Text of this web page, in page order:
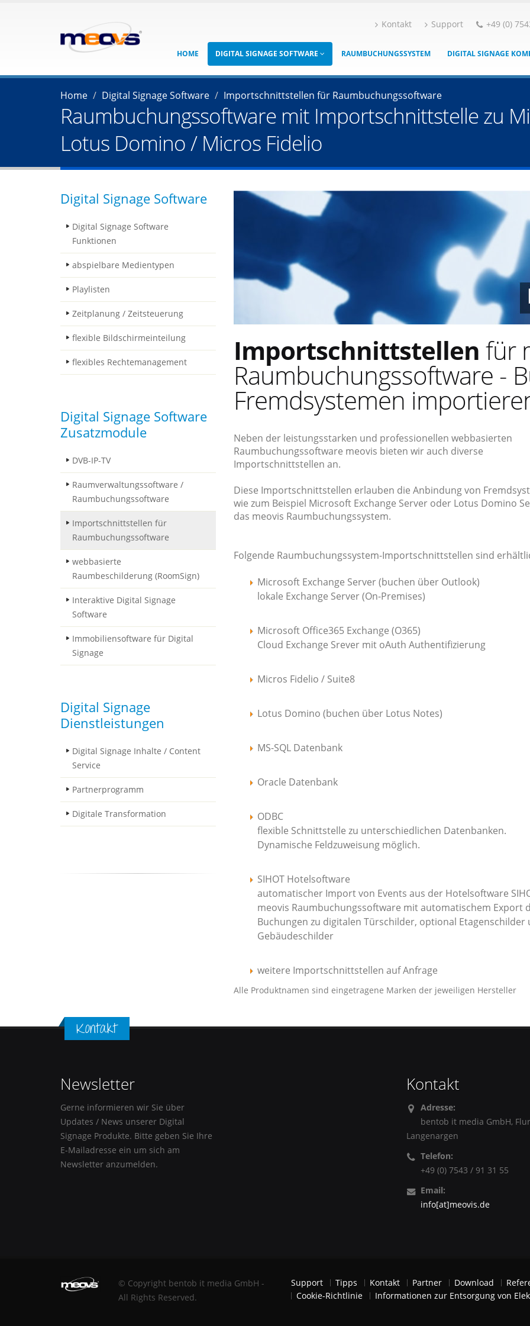
Kontakt Support +49 (0)
HOME DIGITAL SIGNAGE SOFTWARE RAUMBUCHUNGSSYSTEM DIGITAL SIGNAGE
Home Digital Signage Software Importschnittstellen für Raumbuchungssoftware
Raumbuchungssoftware mit Importschnittstelle zu
Lotus Domino / Micros Fidelio
Digital Signage Software
Digital Signage Software
Funktionen
abspielbare Medientypen
Playlisten
Zeitplanung / Zeitsteuerung
flexible Bildschirmeinteilung
flexibles Rechtemanagement
Digital Signage Software
Zusatzmodule
DVB-IP-TV
Raumverwaltungssoftware /
Raumbuchungssoftware
Importschnittstellen für
Raumbuchungssoftware
webbasierte
Raumbeschilderung (RoomSign)
Interaktive Digital Signage
Software
Immobiliensoftware für Digital
Signage
Digital Signage
Dienstleistungen
Digital Signage Inhalte / Content
Service
Partnerprogramm
Digitale Transformation
Importschnittstellen für
Raumbuchungssoftware -
Fremdsystemen
Neben der leistungsstarken und professionellen webbasierten
Raumbuchungssoftware meovis bieten wir auch diverse
Importschnittstellen an.
Diese Importschnittstellen erlauben die Anbindung von
wie zum Beispiel Microsoft Exchange Server oder Lotus Domino
das meovis Raumbuchungssystem.
Folgende Raumbuchungssystem-Importschnittstellen sind
Microsoft Exchange Server (buchen über Outlook)
lokale Exchange Server (On-Premises)
Microsoft Office365 Exchange (O365)
Cloud Exchange Srever mit oAuth Authentifizierung
Micros Fidelio / Suite8
Lotus Domino (buchen über Lotus Notes)
MS-SQL Datenbank
Oracle Datenbank
ODBC
flexible Schnittstelle zu unterschiedlichen Datenbanken.
Dynamische Feldzuweisung möglich.
SIHOT Hotelsoftware
automatischer Import von Events aus der Hotelsoftware
meovis Raumbuchungssoftware mit automatischem Export
Buchungen zu digitalen Türschilder, optional Etagenschilder
Gebäudeschilder
weitere Importschnittstellen auf Anfrage
Alle Produktnamen sind eingetragene Marken der jeweiligen Hersteller
Kontakt
Newsletter
Gerne informieren wir Sie über
Updates / News unserer Digital
Signage Produkte. Bitte geben Sie Ihre
E-Mailadresse ein um sich am
Newsletter anzumelden.
Kontakt
Adresse:
bentob it media GmbH,
Langenargen
Telefon:
+49 (0) 7543 / 91 31 55
Email:
info[at]meovis.de
© Copyright bentob it media GmbH -
All Rights Reserved.
Support Tipps Kontakt Partner Download
Cookie-Richtlinie
Informationen zur Entsorgung von